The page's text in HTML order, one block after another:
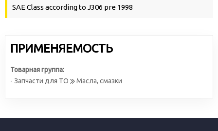
SAE Class according to J306 pre 1998
ПРИМЕНЯЕМОСТЬ
Товарная группа:
- Запчасти для ТО
Масла, смазки